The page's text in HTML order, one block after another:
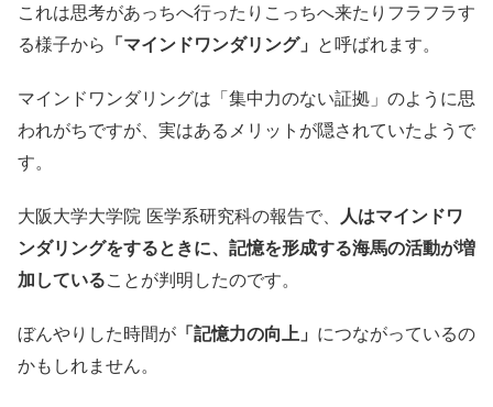
これは思考があっちへ行ったりこっちへ来たりフラフラす
る様子から 「マインドワンダリング」 と呼ばれます。
マインドワンダリングは「集中力のない証拠」のように思
われがちですが、実はあるメリットが隠されていたようで
す。
大阪大学大学院 医学系研究科の報告で、 人はマインドワ
ンダリングをするときに、記憶を形成する海馬の活動が増
加していることが判明したのです。
ぼんやりした時間が 「記憶力の向上」 につながっているの
かもしれません。